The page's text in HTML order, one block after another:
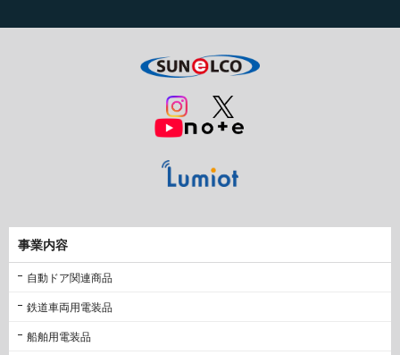
事業内容
自動ドア関連商品
鉄道車両用電装品
船舶用電装品